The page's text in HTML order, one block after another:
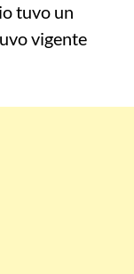
tuvo un
vigente